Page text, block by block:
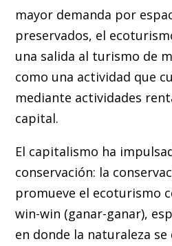
mayor demanda por
preservados, el
una salida al turismo de
como una actividad que
mediante actividades
capital.
El capitalismo ha
conservación: la
promueve el ecoturismo
win-win (ganar-ganar),
en donde la naturaleza